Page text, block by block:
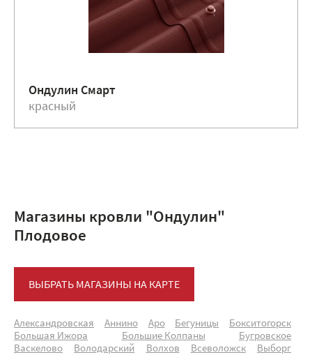
Ондулин Смарт
красный
Магазины кровли "Ондулин"
Плодовое
ВЫБРАТЬ МАГАЗИНЫ НА КАРТЕ
Александровская Аннино Аро Бегуницы
Бокситогорск
Большая Ижора
Большие Колпаны
Бугровское
Васкелово
Володарский Волхов Всеволожск
Выборг